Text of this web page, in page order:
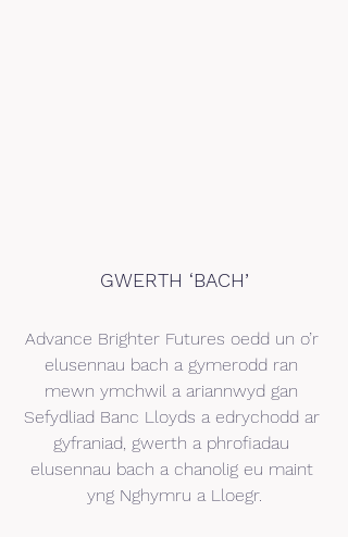
GWERTH ‘BACH’
Advance Brighter Futures oedd un o’r
elusennau bach a gymerodd ran
mewn ymchwil a ariannwyd gan
Sefydliad Banc Lloyds a edrychodd ar
gyfraniad, gwerth a phrofiadau
elusennau bach a chanolig eu maint
yng Nghymru a Lloegr.